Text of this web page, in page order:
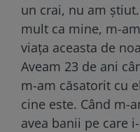
un crai, nu am
mult ca mine, m-
viața aceasta de
Aveam 23 de ani
m-am căsatorit cu
cine este. Când m-
avea banii pe care